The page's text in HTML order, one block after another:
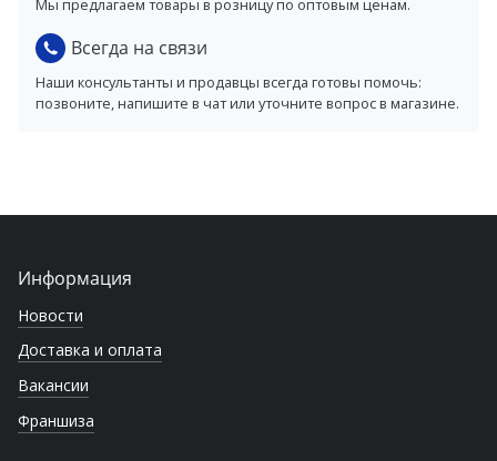
Мы предлагаем товары в розницу по оптовым ценам.
Всегда на связи
Наши консультанты и продавцы всегда готовы помочь:
позвоните, напишите в чат или уточните вопрос в магазине.
Информация
Новости
Доставка и оплата
Вакансии
Франшиза